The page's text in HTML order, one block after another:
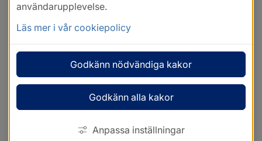
användarupplevelse.
Läs mer i vår cookiepolicy
Godkänn nödvändiga kakor
Godkänn alla kakor
Anpassa inställningar